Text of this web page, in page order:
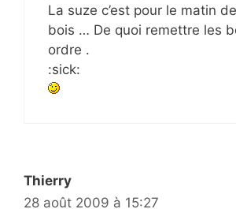
La suze c’est pour le matin
bois … De quoi remettre les
ordre .
:sick:
Thierry
28 août 2009 à 15:27